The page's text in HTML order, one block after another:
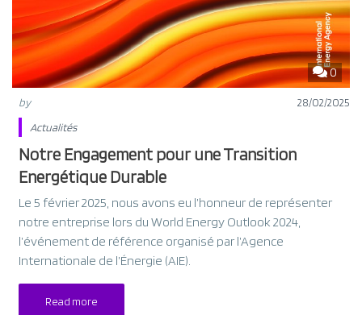
0
by
28/02/2025
Actualités
Notre Engagement pour une Transition
Energétique Durable
Le 5 février 2025, nous avons eu l’honneur de représenter
notre entreprise lors du World Energy Outlook 2024,
l’événement de référence organisé par l’Agence
Internationale de l’Énergie (AIE).
Read more